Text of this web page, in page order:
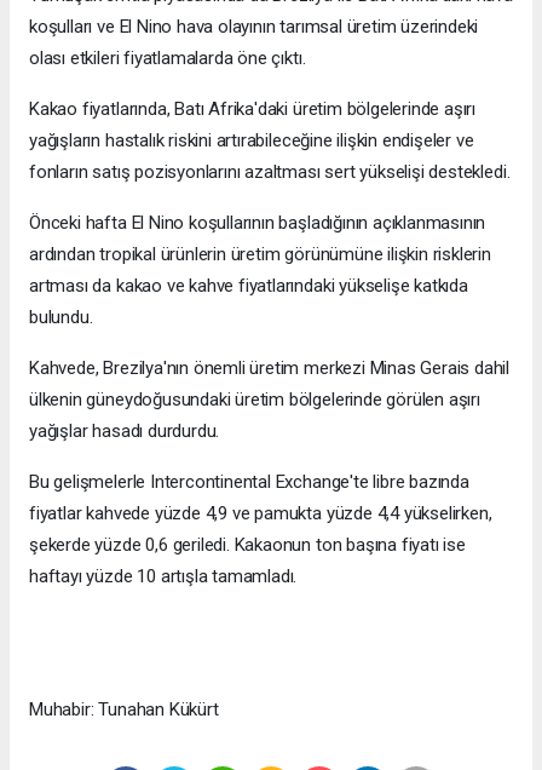
koşulları ve El Nino hava olayının tarımsal üretim üzerindeki
olası etkileri fiyatlamalarda öne çıktı.
Kakao fiyatlarında, Batı Afrika'daki üretim bölgelerinde aşırı
yağışların hastalık riskini artırabileceğine ilişkin endişeler ve
fonların satış pozisyonlarını azaltması sert yükselişi destekledi.
Önceki hafta El Nino koşullarının başladığının açıklanmasının
ardından tropikal ürünlerin üretim görünümüne ilişkin risklerin
artması da kakao ve kahve fiyatlarındaki yükselişe katkıda
bulundu.
Kahvede, Brezilya'nın önemli üretim merkezi Minas Gerais dahil
ülkenin güneydoğusundaki üretim bölgelerinde görülen aşırı
yağışlar hasadı durdurdu.
Bu gelişmelerle Intercontinental Exchange'te libre bazında
fiyatlar kahvede yüzde 4,9 ve pamukta yüzde 4,4 yükselirken,
şekerde yüzde 0,6 geriledi. Kakaonun ton başına fiyatı ise
haftayı yüzde 10 artışla tamamladı.
Muhabir: Tunahan Kükürt